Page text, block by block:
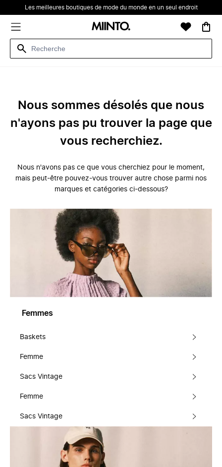
Les meilleures boutiques de mode du monde en un seul endroit
Nous sommes désolés que nous
n'ayons pas pu trouver la page que
vous recherchiez.
Nous n'avons pas ce que vous cherchiez pour le moment,
mais peut-être pouvez-vous trouver autre chose parmi nos
marques et catégories ci-dessous?
Femmes
Baskets
Femme
Sacs Vintage
Femme
Sacs Vintage